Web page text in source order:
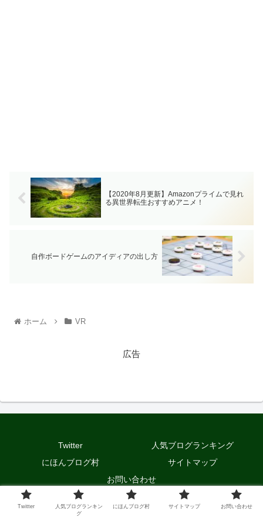
【2020年8月更新】Amazonプライムで見れ
る異世界転生おすすめアニメ！
自作ボードゲームのアイディアの出し方
ホーム VR
広告
Twitter
人気ブログランキング
にほんブログ村
サイトマップ
お問い合わせ
© 2020 ノアのWeblog.
Twitter
人気ブログランキン
グ
にほんブログ村 サイトマップ お問い合わせ